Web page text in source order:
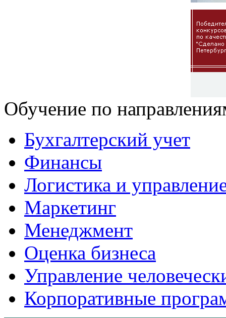
Обучение по
Бухгалтерский учет
Финансы
Логистика и
Маркетинг
Менеджмент
Оценка бизнеса
Управление
Корпоративные